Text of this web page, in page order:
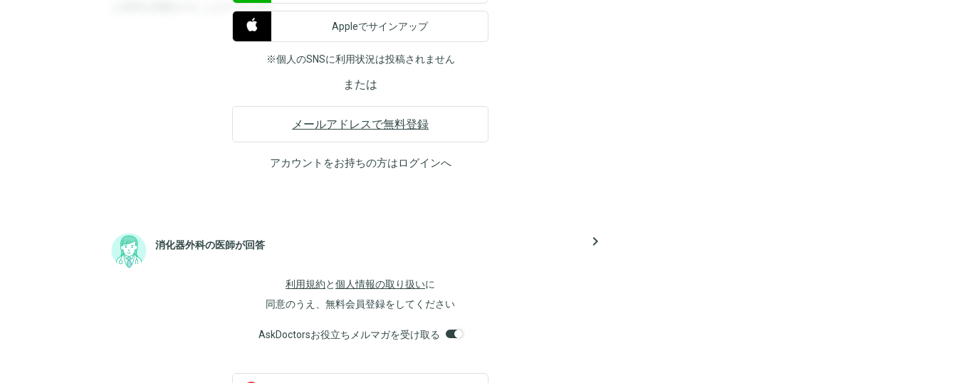
と回答を閲覧することができます。
Appleでサインアップ
※個人のSNSに利用状況は投稿されません
または
メールアドレスで無料登録
アカウントをお持ちの方はログインへ
消化器外科の医師が回答 navigate_next
利用規約と個人情報の取り扱いに
同意のうえ、無料会員登録をしてください
AskDoctorsお役立ちメルマガを受け取る